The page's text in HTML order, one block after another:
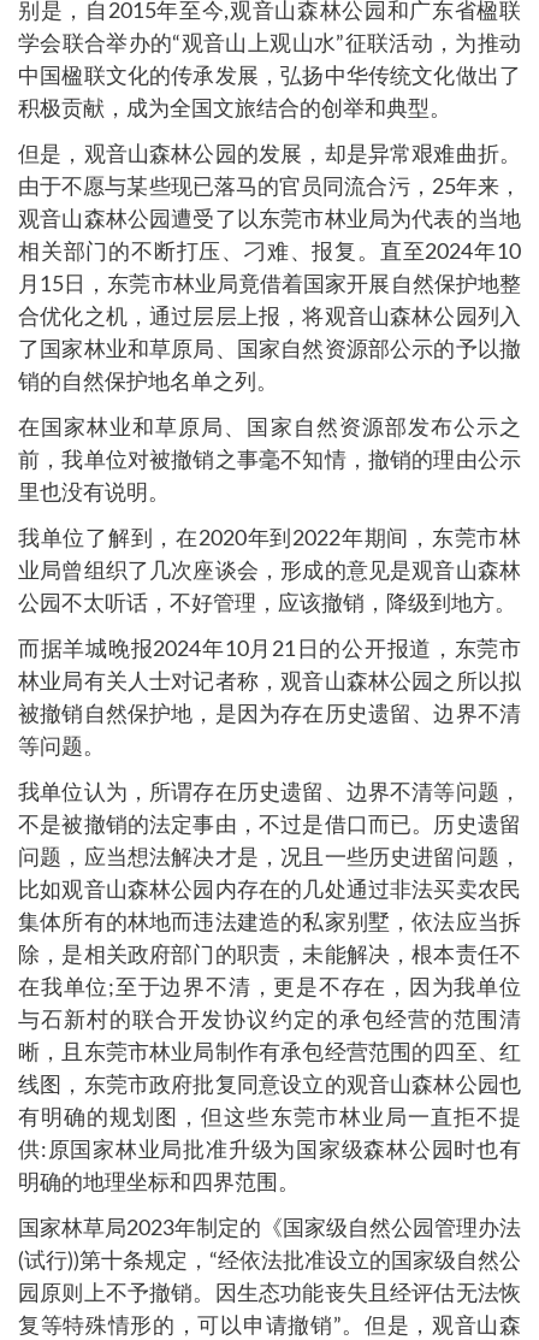
别是，自2015年至今,观音山森林公园和广东省楹联
学会联合举办的“观音山上观山水”征联活动，为推动
中国楹联文化的传承发展，弘扬中华传统文化做出了
积极贡献，成为全国文旅结合的创举和典型。
但是，观音山森林公园的发展，却是异常艰难曲折。
由于不愿与某些现已落马的官员同流合污，25年来，
观音山森林公园遭受了以东莞市林业局为代表的当地
相关部门的不断打压、刁难、报复。直至2024年10
月15日，东莞市林业局竟借着国家开展自然保护地整
合优化之机，通过层层上报，将观音山森林公园列入
了国家林业和草原局、国家自然资源部公示的予以撤
销的自然保护地名单之列。
在国家林业和草原局、国家自然资源部发布公示之
前，我单位对被撤销之事毫不知情，撤销的理由公示
里也没有说明。
我单位了解到，在2020年到2022年期间，东莞市林
业局曾组织了几次座谈会，形成的意见是观音山森林
公园不太听话，不好管理，应该撤销，降级到地方。
而据羊城晚报2024年10月21日的公开报道，东莞市
林业局有关人士对记者称，观音山森林公园之所以拟
被撤销自然保护地，是因为存在历史遗留、边界不清
等问题。
我单位认为，所谓存在历史遗留、边界不清等问题，
不是被撤销的法定事由，不过是借口而已。历史遗留
问题，应当想法解决才是，况且一些历史进留问题，
比如观音山森林公园内存在的几处通过非法买卖农民
集体所有的林地而违法建造的私家别墅，依法应当拆
除，是相关政府部门的职责，未能解决，根本责任不
在我单位;至于边界不清，更是不存在，因为我单位
与石新村的联合开发协议约定的承包经营的范围清
晰，且东莞市林业局制作有承包经营范围的四至、红
线图，东莞市政府批复同意设立的观音山森林公园也
有明确的规划图，但这些东莞市林业局一直拒不提
供:原国家林业局批准升级为国家级森林公园时也有
明确的地理坐标和四界范围。
国家林草局2023年制定的《国家级自然公园管理办法
(试行))第十条规定，“经依法批准设立的国家级自然公
园原则上不予撤销。因生态功能丧失且经评估无法恢
复等特殊情形的，可以申请撤销”。但是，观音山森